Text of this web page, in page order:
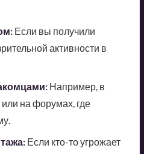
Если вы получили
активности в
Например, в
на форумах, где
Если кто-то угрожает